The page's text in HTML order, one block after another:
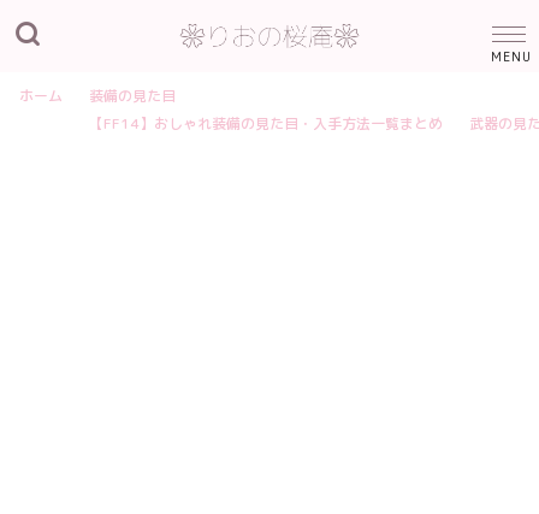
ホーム
装備の見た目
【FF14】おしゃれ装備の見た目・入手方法一覧まとめ
武器の見